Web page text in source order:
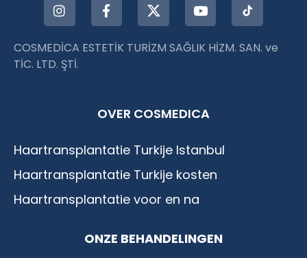
COSMEDİCA ESTETİK TURİZM SAĞLIK HİZM. SAN. ve
TİC. LTD. ŞTİ.
OVER COSMEDICA
Haartransplantatie Turkije Istanbul
Haartransplantatie Turkije kosten
Haartransplantatie voor en na
ONZE BEHANDELINGEN